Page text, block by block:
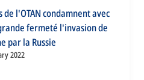
de l'OTAN condamnent avec
fermeté l'invasion de
par la Russie
2022